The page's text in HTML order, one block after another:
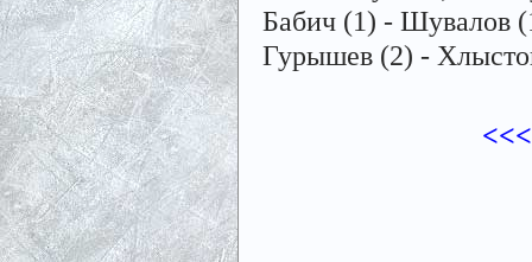
Бабич (1) - Шувалов
Гурышев (2) -